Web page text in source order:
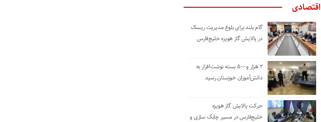
اقتصادی
گام بلند برای بلوغ مدیریت ریسک
در پالایش گاز هویزه خلیج‌فارس
۲ هزار و ۵۰۰ بسته نوشت‌افزار به
دانش‌آموزان خوزستان رسید
حرکت پالایش گاز هویزه
خلیج‌فارس در مسیر چابک سازی و